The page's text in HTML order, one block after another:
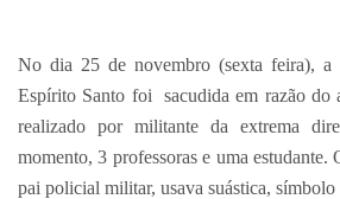
No dia 25 de novembro (sexta feira), a
Espírito Santo foi sacudida em razão do
realizado por militante da extrema
momento, 3 professoras e uma estudante.
pai policial militar, usava suástica, símbolo